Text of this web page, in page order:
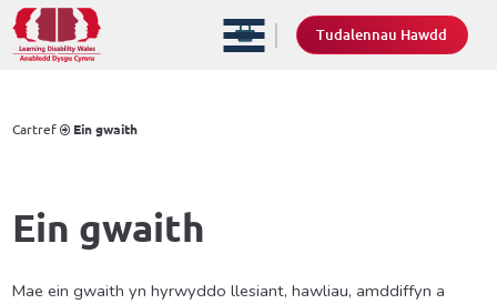
Tudalennau Hawdd
Cartref Ein gwaith
Ein gwaith
Mae ein gwaith yn hyrwyddo llesiant, hawliau, amddiffyn a